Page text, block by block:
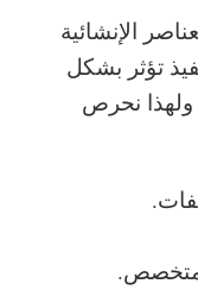
الإنشائية
تؤثر بشكل
ولهذا نحرص
متخصص.